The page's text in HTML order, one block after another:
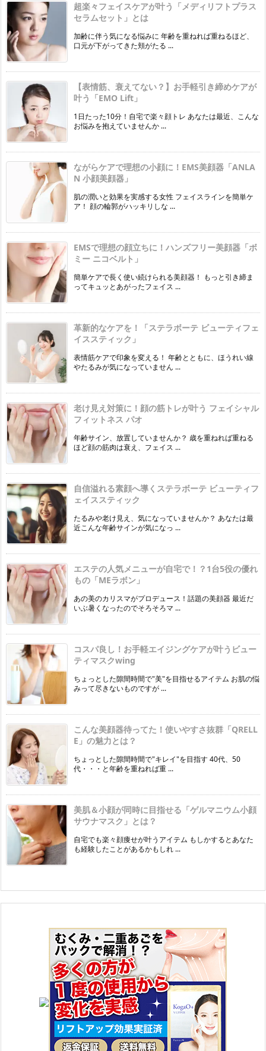
超楽々フェイスケアが叶う「メディリフトプラス
セラムセット」とは
加齢に伴う気になる悩みに 年齢を重ねれば重ねるほど、
口元が下がってきた頬がたる ...
【表情筋、衰えてない？】お手軽引き締めケアが
叶う「EMO Lift」
1日たった10分！自宅で楽々顔トレ あなたは最近、こんな
お悩みを抱えていませんか ...
ながらケアで理想の小顔に！EMS美顔器「ANLA
N 小顔美顔器」
肌の潤いと効果を実感する女性 フェイスラインを簡単ケ
ア！ 顔の輪郭がハッキリしな ...
EMSで理想の顔立ちに！ハンズフリー美顔器「ボ
ミー ニコベルト」
簡単ケアで長く使い続けられる美顔器！ もっと引き締ま
ってキュッとあがったフェイス ...
革新的なケアを！「ステラボーテ ビューティフェ
イススティック」
表情筋ケアで印象を変える！ 年齢とともに、ほうれい線
やたるみが気になっていません ...
老け見え対策に！顔の筋トレが叶う フェイシャル
フィットネス パオ
年齢サイン、放置していませんか？ 歳を重ねれば重ねる
ほど顔の筋肉は衰え、フェイス ...
自信溢れる素顔へ導くステラボーテ ビューティフ
ェイススティック
たるみや老け見え、気になっていませんか？ あなたは最
近こんな年齢サインが気になっ ...
エステの人気メニューが自宅で！？1台5役の優れ
もの「MEラボン」
あの美のカリスマがプロデュース！話題の美顔器 最近だ
いぶ暑くなったのでそろそろマ ...
コスパ良し！お手軽エイジングケアが叶うビュー
ティマスクwing
ちょっとした隙間時間で"美"を目指せるアイテム お肌の悩
みって尽きないものですが ...
こんな美顔器待ってた！使いやすさ抜群「QRELL
E」の魅力とは？
ちょっとした隙間時間で"キレイ"を目指す 40代、50
代・・・と年齢を重ねれば重 ...
美肌＆小顔が同時に目指せる「ゲルマニウム小顔
サウナマスク」とは？
自宅でも楽々顔痩せが叶うアイテム もしかするとあなた
も経験したことがあるかもしれ ...